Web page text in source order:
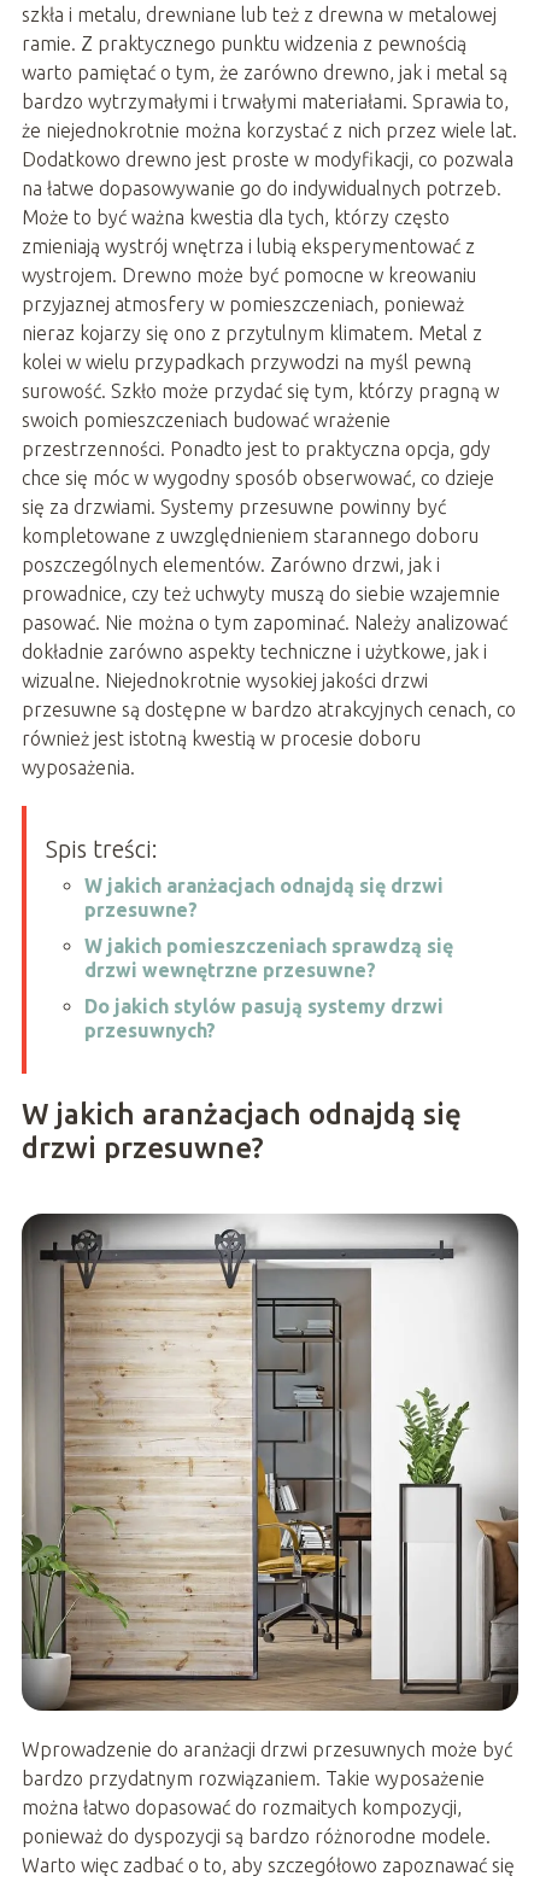
szkła i metalu, drewniane lub też z drewna w metalowej
ramie. Z praktycznego punktu widzenia z pewnością
warto pamiętać o tym, że zarówno drewno, jak i metal są
bardzo wytrzymałymi i trwałymi materiałami. Sprawia to,
że niejednokrotnie można korzystać z nich przez wiele lat.
Dodatkowo drewno jest proste w modyfikacji, co pozwala
na łatwe dopasowywanie go do indywidualnych potrzeb.
Może to być ważna kwestia dla tych, którzy często
zmieniają wystrój wnętrza i lubią eksperymentować z
wystrojem. Drewno może być pomocne w kreowaniu
przyjaznej atmosfery w pomieszczeniach, ponieważ
nieraz kojarzy się ono z przytulnym klimatem. Metal z
kolei w wielu przypadkach przywodzi na myśl pewną
surowość. Szkło może przydać się tym, którzy pragną w
swoich pomieszczeniach budować wrażenie
przestrzenności. Ponadto jest to praktyczna opcja, gdy
chce się móc w wygodny sposób obserwować, co dzieje
się za drzwiami. Systemy przesuwne powinny być
kompletowane z uwzględnieniem starannego doboru
poszczególnych elementów. Zarówno drzwi, jak i
prowadnice, czy też uchwyty muszą do siebie wzajemnie
pasować. Nie można o tym zapominać. Należy analizować
dokładnie zarówno aspekty techniczne i użytkowe, jak i
wizualne. Niejednokrotnie wysokiej jakości drzwi
przesuwne są dostępne w bardzo atrakcyjnych cenach, co
również jest istotną kwestią w procesie doboru
wyposażenia.
Spis treści:
W jakich aranżacjach odnajdą się drzwi
przesuwne?
W jakich pomieszczeniach sprawdzą się
drzwi wewnętrzne przesuwne?
Do jakich stylów pasują systemy drzwi
przesuwnych?
W jakich aranżacjach odnajdą się
drzwi przesuwne?
Wprowadzenie do aranżacji drzwi przesuwnych może być
bardzo przydatnym rozwiązaniem. Takie wyposażenie
można łatwo dopasować do rozmaitych kompozycji,
ponieważ do dyspozycji są bardzo różnorodne modele.
Warto więc zadbać o to, aby szczegółowo zapoznawać się